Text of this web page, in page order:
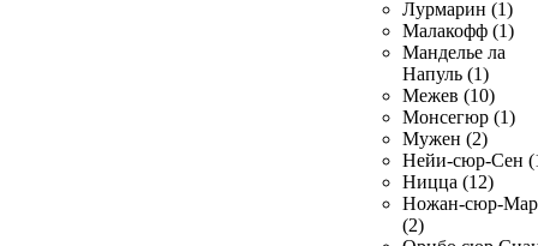
Лурмарин (1)
Малакофф (1)
Манделье ла
Напуль (1)
Межев (10)
Монсегюр (1)
Мужен (2)
Нейи-сюр-Сен
Ницца (12)
Ножан-сюр-
(2)